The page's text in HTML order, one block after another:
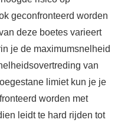
geconfronteerd worden
deze boetes varieert
je de maximumsnelheid
van
limiet kun je je
worden met
leidt te hard rijden tot